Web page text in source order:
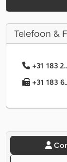
Telefoon &
+31 183
+31 183